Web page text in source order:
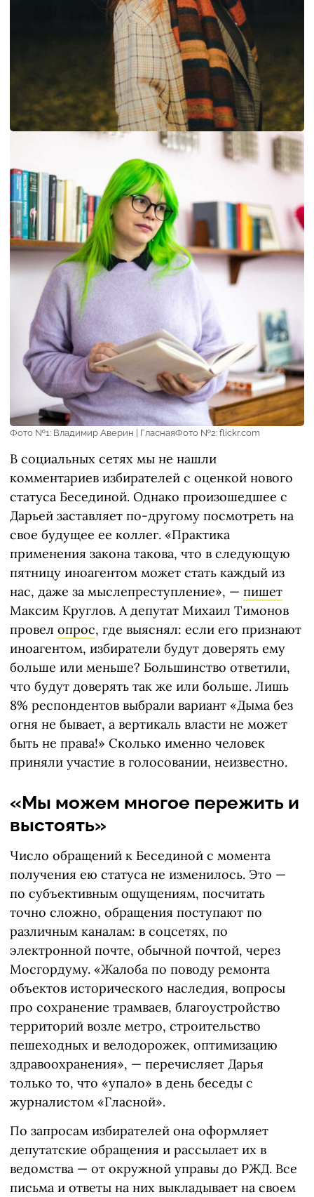
Фото №1: Владимир Аверин | ГласнаяФото №2: flickr.com
В социальных сетях мы не нашли
комментариев избирателей с оценкой нового
статуса Бесединой. Однако произошедшее с
Дарьей заставляет по-другому посмотреть на
свое будущее ее коллег. «Практика
применения закона такова, что в следующую
пятницу иноагентом может стать каждый из
нас, даже за мыслепреступление», — пишет
Максим Круглов. А депутат Михаил Тимонов
провел опрос, где выяснял: если его признают
иноагентом, избиратели будут доверять ему
больше или меньше? Большинство ответили,
что будут доверять так же или больше. Лишь
8% респондентов выбрали вариант «Дыма без
огня не бывает, а вертикаль власти не может
быть не права!» Сколько именно человек
приняли участие в голосовании, неизвестно.
«Мы можем многое пережить и
выстоять»
Число обращений к Бесединой с момента
получения ею статуса не изменилось. Это —
по субъективным ощущениям, посчитать
точно сложно, обращения поступают по
различным каналам: в соцсетях, по
электронной почте, обычной почтой, через
Мосгордуму. «Жалоба по поводу ремонта
объектов исторического наследия, вопросы
про сохранение трамваев, благоустройство
территорий возле метро, строительство
пешеходных и велодорожек, оптимизацию
здравоохранения», — перечисляет Дарья
только то, что «упало» в день беседы с
журналистом «Гласной».
По запросам избирателей она оформляет
депутатские обращения и рассылает их в
ведомства — от окружной управы до РЖД. Все
письма и ответы на них выкладывает на своем